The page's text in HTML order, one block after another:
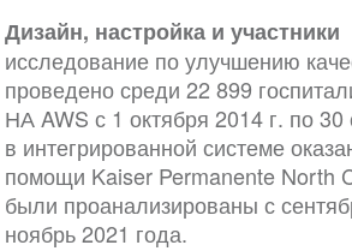
Дизайн, настройка и участники
исследование по улучшению
проведено среди 22 899
НА AWS с 1 октября 2014 г. по 30
в интегрированной системе
помощи Kaiser Permanente North
были проанализированы с
ноябрь 2021 года.